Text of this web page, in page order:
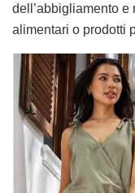
dell’abbigliamento e
alimentari o prodotti